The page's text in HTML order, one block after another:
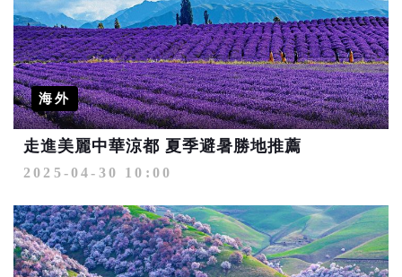
海外
走進美麗中華涼都 夏季避暑勝地推薦
2025-04-30 10:00